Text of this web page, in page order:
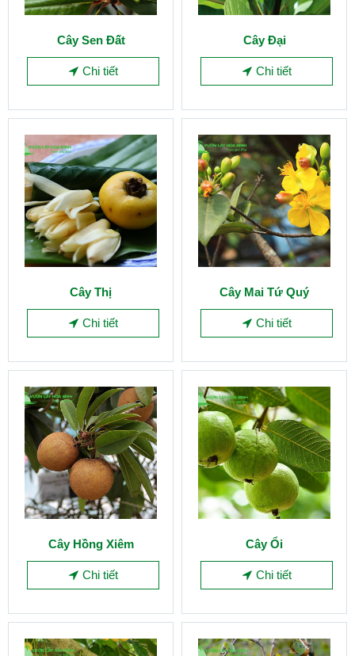
Cây Sen Đất
Chi tiết
Cây Đại
Chi tiết
Cây Thị
Chi tiết
Cây Mai Tứ Quý
Chi tiết
Cây Hồng Xiêm
Chi tiết
Cây Ổi
Chi tiết